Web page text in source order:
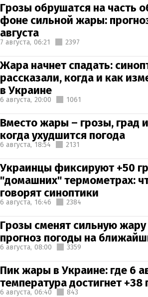
Грозы обрушатся на часть
фоне сильной жары:
августа
7 августа, 06:21 2397
Жара начнет спадать:
рассказали, когда и как
в Украине
6 августа, 20:00 1061
Вместо жары – грозы, град
когда ухудшится погода
6 августа, 18:54 2131
Украинцы фиксируют +50
"домашних" термометрах:
говорят синоптики
6 августа, 16:46 2384
Грозы сменят сильную жару
прогноз погоды на
6 августа, 08:00 3359
Пик жары в Украине: где 6
температура достигнет +38
6 августа, 06:40 843